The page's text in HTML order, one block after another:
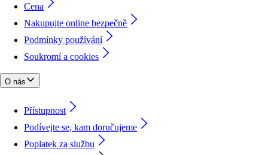
Cena
Nakupujte online bezpečně
Podmínky používání
Soukromí a cookies
O nás
Přístupnost
Podívejte se, kam doručujeme
Poplatek za službu